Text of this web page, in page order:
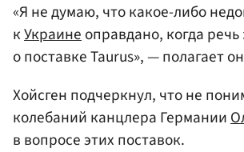
«Я не думаю, что какое-либо
кУкраинеоправдано, когда речь
о поставке Taurus», — полагает
Хойсген подчеркнул, что не
колебаний канцлера Германии
в вопросе этих поставок.